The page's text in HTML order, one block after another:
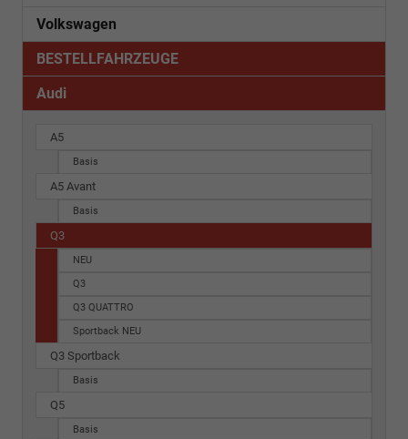
Volkswagen
BESTELLFAHRZEUGE
Audi
A5
Basis
A5 Avant
Basis
Q3
NEU
Q3
Q3 QUATTRO
Sportback NEU
Q3 Sportback
Basis
Q5
Basis